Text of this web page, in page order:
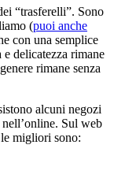
“trasferelli”. Sono
(puoi anche
con una semplice
e delicatezza rimane
rimane senza
alcuni negozi
Sul web
migliori sono: